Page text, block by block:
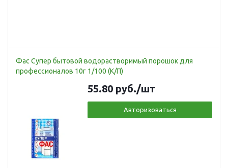
Фас Супер бытовой водорастворимый порошок для
профессионалов 10г 1/100 (К/П)
55.80 руб./шт
Авторизоваться